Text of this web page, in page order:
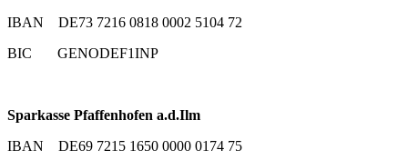
IBAN DE73 7216 0818 0002 5104 72
BIC GENODEF1INP
Sparkasse Pfaffenhofen a.d.Ilm
IBAN DE69 7215 1650 0000 0174 75